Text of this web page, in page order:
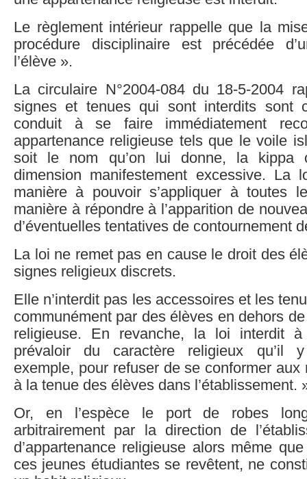
Le règlement intérieur rappelle que la
procédure disciplinaire est précédée
l’élève ».
La circulaire N°2004-084 du 18-5-2004
signes et tenues qui sont interdits sont
conduit à se faire immédiatement
appartenance religieuse tels que le voile
soit le nom qu’on lui donne, la kippa
dimension manifestement excessive. La
manière à pouvoir s’appliquer à toutes
manière à répondre à l’apparition de
d’éventuelles tentatives de contournement
La loi ne remet pas en cause le droit des
signes religieux discrets.
Elle n’interdit pas les accessoires et les
communément par des élèves en dehors
religieuse. En revanche, la loi interdit
prévaloir du caractère religieux qu’il
exemple, pour refuser de se conformer aux
à la tenue des élèves dans l’établissement.
Or, en l’espèce le port de robes
arbitrairement par la direction de
d’appartenance religieuse alors même
ces jeunes étudiantes se revêtent, ne